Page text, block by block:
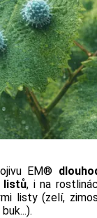
EM®
listů, i na
listy (zelí,